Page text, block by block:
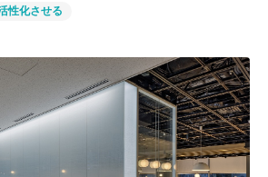
性化させる